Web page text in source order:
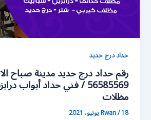
حداد درج حديد
رقم حداد درج حديد مدينة صباح
56585569 / فني حداد أبواب
مظلات
Rwan/18 يونيو، 2021